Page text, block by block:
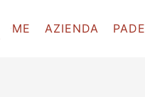
HOME AZIENDA